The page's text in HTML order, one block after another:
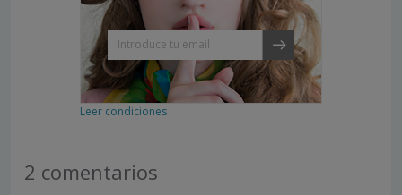
Leer condiciones
2 comentarios